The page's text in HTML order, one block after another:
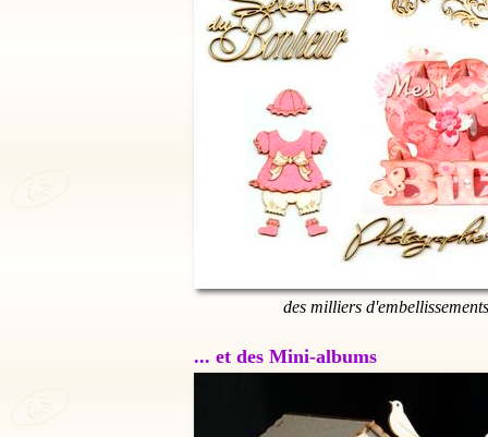
des milliers
... et des Mini-albums